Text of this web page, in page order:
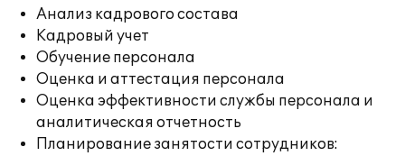
Анализ кадрового состава
Кадровый учет
Обучение персонала
Оценка и аттестация персонала
Оценка эффективности службы персонала и
аналитическая отчетность
Планирование занятости сотрудников: